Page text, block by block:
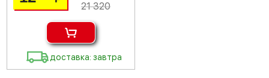
21 320
доставка: завтра